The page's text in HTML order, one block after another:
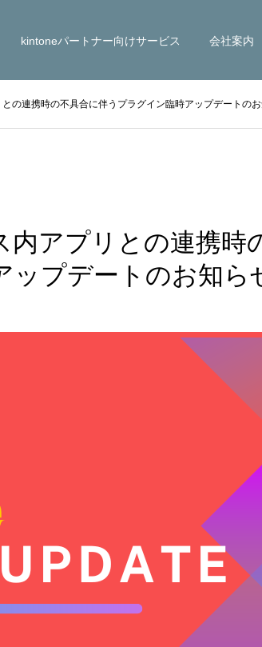
kintoneパートナー向けサービス 会社案内
との連携時の不具合に伴うプラグイン臨時アップデートの
内アプリとの連携時
ップデートのお知ら